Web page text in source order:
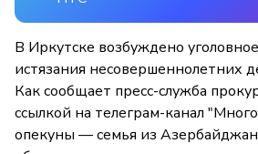
В Иркутске возбуждено
истязания несовершеннолетних
Как сообщает пресс-служба
ссылкой на телеграм-канал
опекуны — семья из